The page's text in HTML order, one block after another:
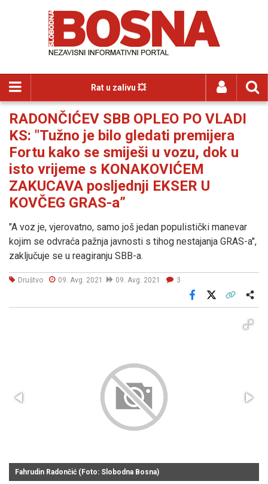
Rat u zalivu 💥
RADONČIĆEV SBB OPLEO PO VLADI
KS: "Tužno je bilo gledati premijera
Fortu kako se smiješi u vozu, dok u
isto vrijeme s KONAKOVIĆEM
ZAKUCAVA posljednji EKSER U
KOVČEG GRAS-a”
"A voz je, vjerovatno, samo još jedan populistički manevar
kojim se odvraća pažnja javnosti s tihog nestajanja GRAS-a",
zaključuje se u reagiranju SBB-a.
Društvo 09. Avg. 2021 09. Avg. 2021 3
Facebook
Fahrudin Radončić (Foto: Slobodna Bosna)